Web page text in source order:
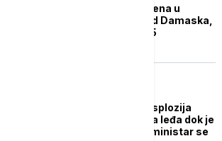
Tela 25 osoba pronađena u
masovnoj grobnici kod Damaska,
veruje se da ih ima 175
Pakao u Damasku: Eksplozija
odjeknula voditeljki iza leđa dok je
čitala vesti, izraelski ministar se